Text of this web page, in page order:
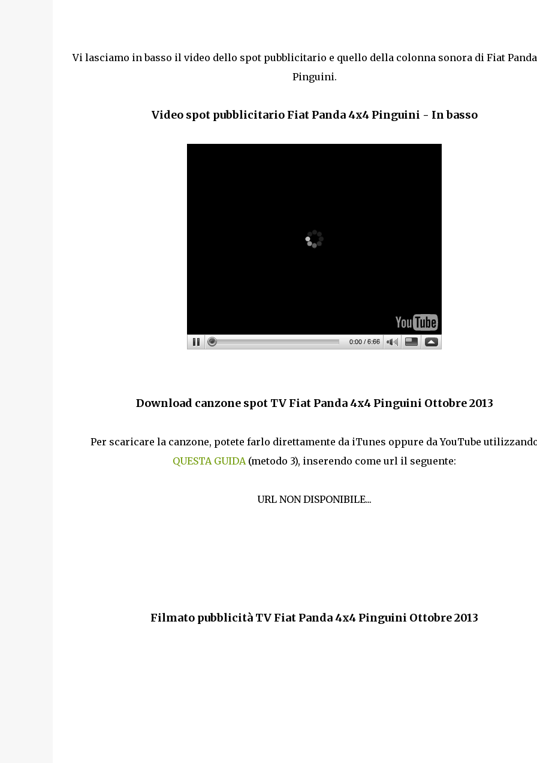
Vi lasciamo in basso il video dello spot pubblicitario e quello della colonna sonora di Fiat
Pinguini.
Video spot pubblicitario Fiat Panda 4x4 Pinguini - In basso
Download canzone spot TV Fiat Panda 4x4 Pinguini Ottobre 2013
Per scaricare la canzone, potete farlo direttamente da iTunes oppure da YouTube
QUESTA GUIDA (metodo 3), inserendo come url il seguente:
URL NON DISPONIBILE...
Filmato pubblicità TV Fiat Panda 4x4 Pinguini Ottobre 2013